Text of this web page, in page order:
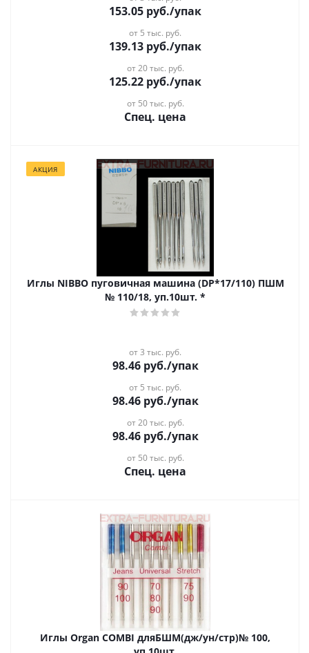
153.05 руб./упак
от 5 тыс. руб.
139.13 руб./упак
от 20 тыс. руб.
125.22 руб./упак
от 50 тыс. руб.
Спец. цена
АКЦИЯ
Иглы NIBBO пуговичная машина (DP*17/110) ПШМ
№ 110/18, уп.10шт. *
от 3 тыс. руб.
98.46руб./упак
от 5 тыс. руб.
98.46руб./упак
от 20 тыс. руб.
98.46руб./упак
от 50 тыс. руб.
Спец. цена
Иглы Organ COMBI дляБШМ(дж/ун/стр)№ 100,